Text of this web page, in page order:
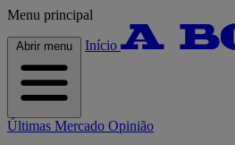
Menu principal
Abrir menu Início
Últimas Mercado Opinião